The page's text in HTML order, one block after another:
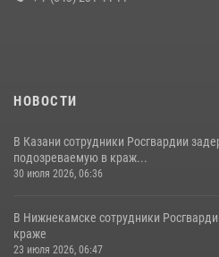
НОВОСТИ
В Казани сотрудники Росгвардии
подозреваемую в краж...
30 июля 2026, 06:36
В Нижнекамске сотрудники
краже
23 июля 2026, 06:47